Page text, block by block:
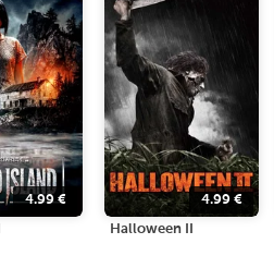
4.99€ 4.99 €
Halloween II